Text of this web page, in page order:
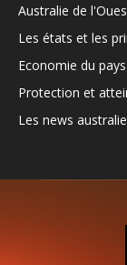
Australie de
Les états et les
Economie du
Protection et
Les news